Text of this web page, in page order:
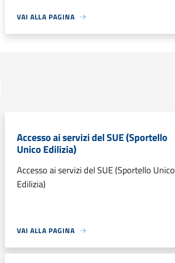
VAI ALLA PAGINA
Accesso ai servizi del SUE (Sportello
Unico Edilizia)
Accesso ai servizi del SUE (Sportello Unico
Edilizia)
VAI ALLA PAGINA